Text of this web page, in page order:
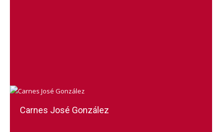
Carnes José González